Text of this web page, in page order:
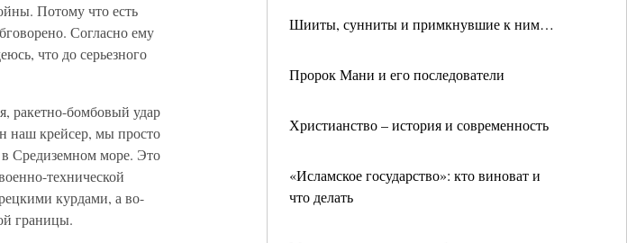
Шииты, сунниты и примкнувшие к ним…
Пророк Мани и его последователи
Христианство – история и современность
«Исламское государство»: кто виноват и
что делать
Потому что есть
Согласно ему
что до серьезного
ракетно-бомбовый удар
наш крейсер, мы просто
Средиземном море. Это
технической
курдами, а во-
границы.